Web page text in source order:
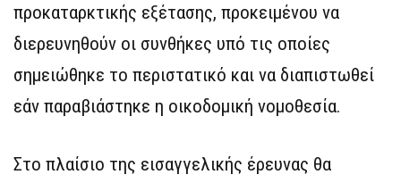
προκαταρκτικής εξέτασης, προκειμένου να
διερευνηθούν οι συνθήκες υπό τις οποίες
σημειώθηκε το περιστατικό και να διαπιστωθεί
εάν παραβιάστηκε η οικοδομική νομοθεσία.
Στο πλαίσιο της εισαγγελικής έρευνας θα